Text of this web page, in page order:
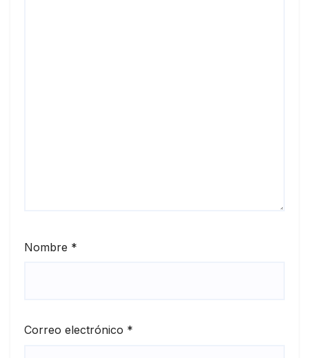
Nombre *
Correo electrónico *